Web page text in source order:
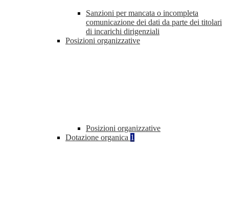
Sanzioni per mancata o incompleta
comunicazione dei dati da parte dei titolari
di incarichi dirigenziali
Posizioni organizzative
Posizioni organizzative
Dotazione organica 1